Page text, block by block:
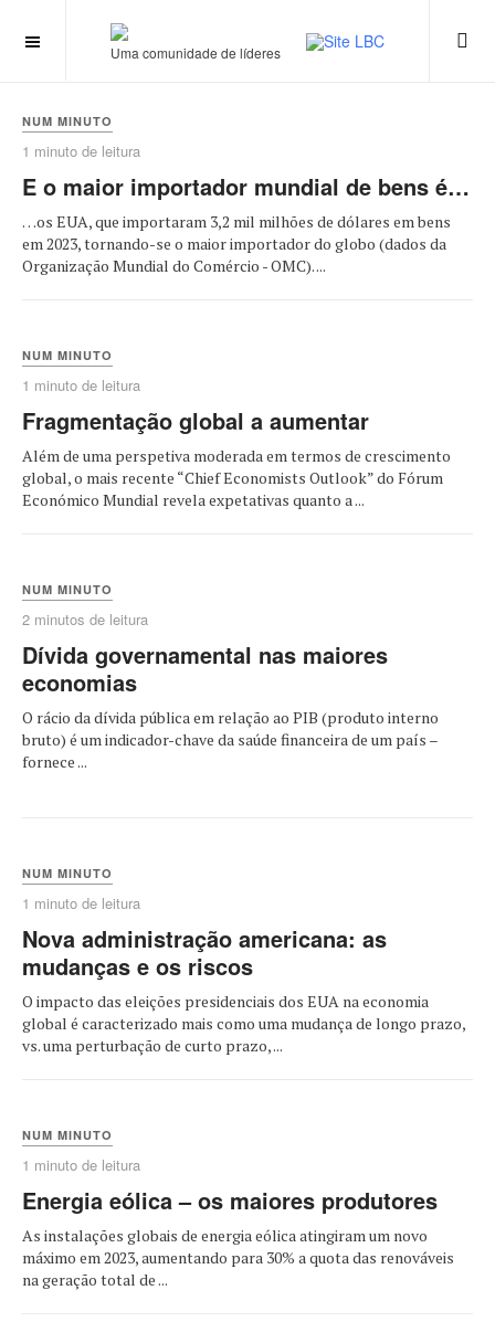
Uma comunidade de líderes
NUM MINUTO
1 minuto de leitura
E o maior importador mundial de bens é…
…os EUA, que importaram 3,2 mil milhões de dólares em bens
em 2023, tornando-se o maior importador do globo (dados da
Organização Mundial do Comércio - OMC). ...
NUM MINUTO
1 minuto de leitura
Fragmentação global a aumentar
Além de uma perspetiva moderada em termos de crescimento
global, o mais recente “Chief Economists Outlook” do Fórum
Económico Mundial revela expetativas quanto a ...
NUM MINUTO
2 minutos de leitura
Dívida governamental nas maiores
economias
O rácio da dívida pública em relação ao PIB (produto interno
bruto) é um indicador-chave da saúde financeira de um país –
fornece ...
NUM MINUTO
1 minuto de leitura
Nova administração americana: as
mudanças e os riscos
O impacto das eleições presidenciais dos EUA na economia
global é caracterizado mais como uma mudança de longo prazo,
vs. uma perturbação de curto prazo, ...
NUM MINUTO
1 minuto de leitura
Energia eólica – os maiores produtores
As instalações globais de energia eólica atingiram um novo
máximo em 2023, aumentando para 30% a quota das renováveis ​​
na geração total de ...